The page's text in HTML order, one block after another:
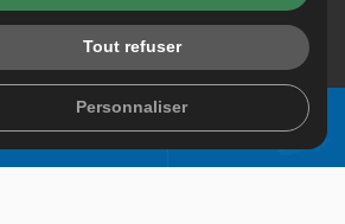
mail
04 42 76 27 81
Flux RSS
Gestion des cookies
Tout refuser
Personnaliser